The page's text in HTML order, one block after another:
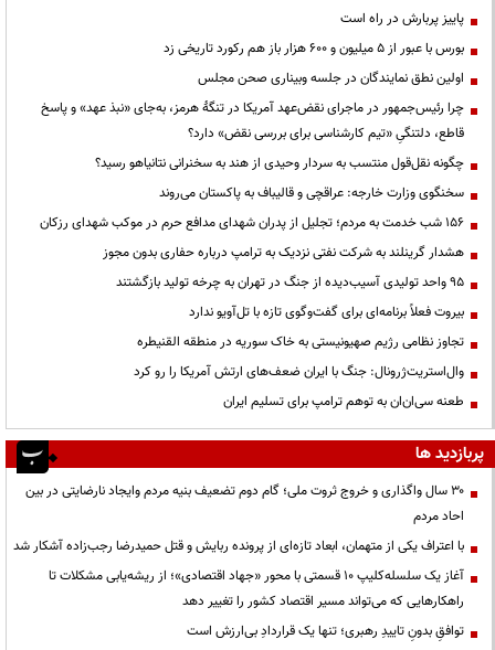
پاییز پربارش در راه است
بورس با عبور از ۵ میلیون و ۶۰۰ هزار باز هم رکورد تاریخی زد
اولین نطق نمایندگان در جلسه وبیناری صحن مجلس
چرا رئیس‌جمهور در ماجرای نقض‌عهد آمریکا در تنگهٔ هرمز، به‌جای «نبذ عهد» و پاسخ
قاطع، دلتنگیِ «تیم کارشناسی برای بررسی نقض» دارد؟
چگونه نقل‌قول منتسب به سردار وحیدی از هند به سخنرانی نتانیاهو رسید؟
سخنگوی وزارت خارجه: عراقچی و قالیباف به پاکستان می‌روند
۱۵۶ شب خدمت به مردم؛ تجلیل از پدران شهدای مدافع حرم در موکب شهدای رزکان
هشدار گرینلند به شرکت نفتی نزدیک به ترامپ درباره حفاری بدون مجوز
95 واحد تولیدی آسیب‌دیده از جنگ در تهران به چرخه تولید بازگشتند
بیروت فعلاً برنامه‌ای برای گفت‌وگوی تازه با تل‌آویو ندارد
تجاوز نظامی رژیم صهیونیستی به خاک سوریه در منطقه القنیطره
وال‌استریت‌ژرونال: جنگ با ایران ضعف‌های ارتش آمریکا را رو کرد
طعنه سی‌ان‌ان به توهم ترامپ برای تسلیم ایران
پربازدید ها
۳۰ سال واگذاری و خروج ثروت ملی؛ گام دوم تضعیف بنیه مردم وایجاد نارضایتی در بین
احاد مردم
با اعتراف یکی از متهمان، ابعاد تازه‌ای از پرونده ربایش و قتل حمیدرضا رجب‌زاده آشکار شد
آغاز یک سلسله‌کلیپ ۱۰ قسمتی با محور «جهاد اقتصادی»؛ از ریشه‌یابی مشکلات تا
راهکارهایی که می‌تواند مسیر اقتصاد کشور را تغییر دهد
توافقِ بدونِ تاییدِ رهبری؛ تنها یک قراردادِ بی‌ارزش است